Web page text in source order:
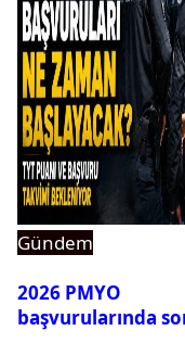
Gündem
2026 PMYO
başvurularında